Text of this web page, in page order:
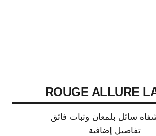
ROUGE ALLURE
سائل بلمعان وثبات فائق
تفاصيل إضافية